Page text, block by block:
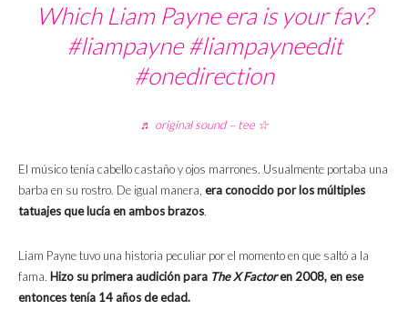
Which Liam Payne era is your fav?
#liampayne #liampayneedit
#onedirection
♬ original sound – tee ☆
El músico tenía cabello castaño y ojos marrones. Usualmente portaba una
barba en su rostro. De igual manera, era conocido por los múltiples
tatuajes que lucía en ambos brazos.
Liam Payne tuvo una historia peculiar por el momento en que saltó a la
fama. Hizo su primera audición para The X Factoren 2008, en ese
entonces tenía 14 años de edad.